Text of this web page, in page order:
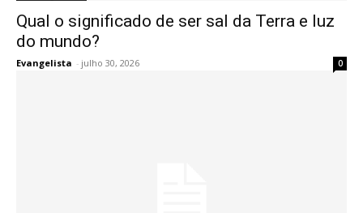
Qual o significado de ser sal da Terra e luz
do mundo?
Evangelista - julho 30, 2026 0